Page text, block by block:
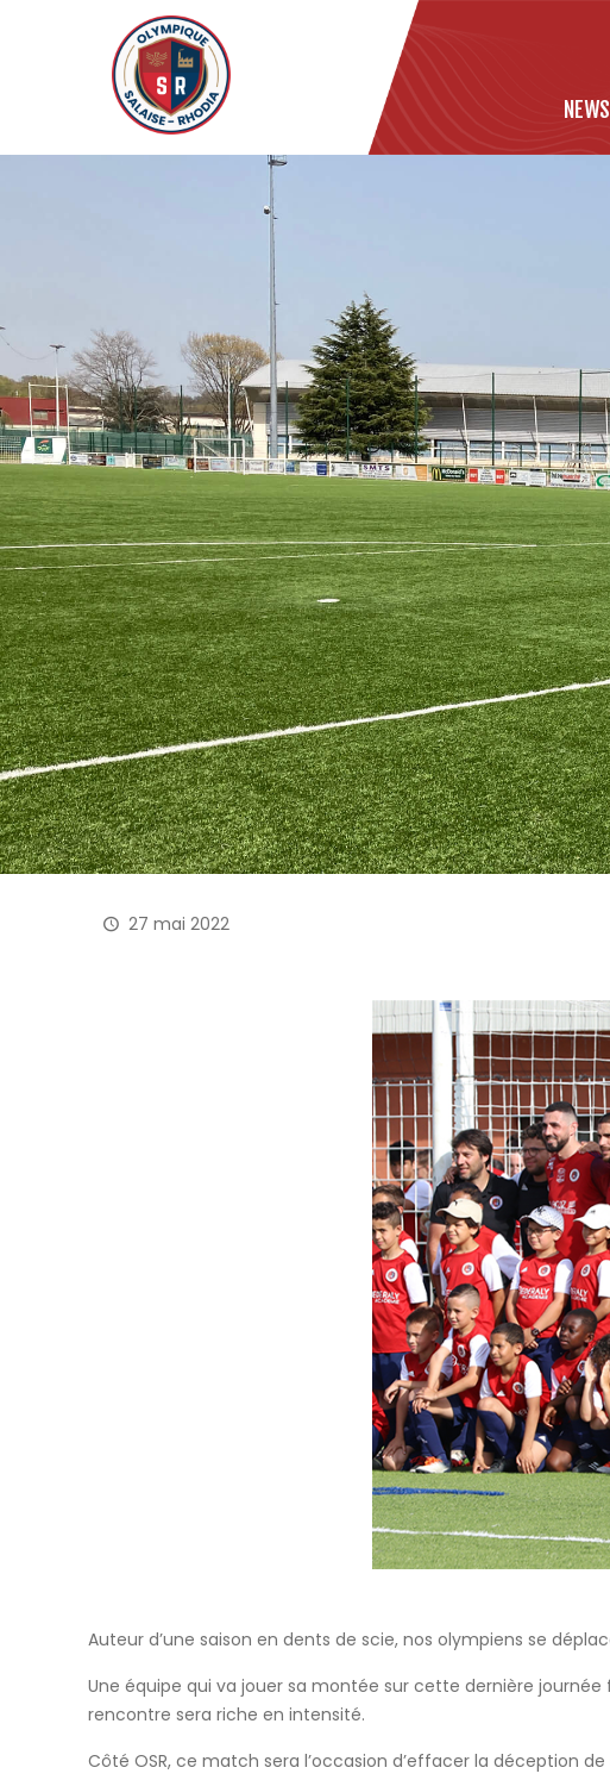
NEWS
27 mai 2022
Auteur d’une saison en dents de scie, nos olympiens se
Une équipe qui va jouer sa montée sur cette dernière
rencontre sera riche en intensité.
Côté OSR, ce match sera l’occasion d’effacer la déception